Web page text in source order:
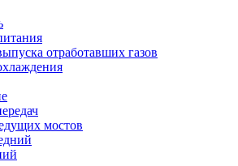
отработавших газов
мостов